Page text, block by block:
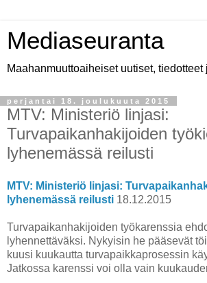
Mediaseuranta
Maahanmuuttoaiheiset uutiset, tiedotteet
perjantai 18. joulukuuta 2015
MTV: Ministeriö linjasi:
Turvapaikanhakijoiden
lyhenemässä reilusti
MTV: Ministeriö linjasi:
lyhenemässä reilusti 18.12.2015
Turvapaikanhakijoiden työkarenssia
lyhennettäväksi. Nykyisin he pääsevät
kuusi kuukautta turvapaikkaprosessin
Jatkossa karenssi voi olla vain